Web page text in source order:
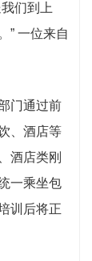
们到上
” 一位来自
门通过前
、酒店等
酒店类刚
一乘坐包
训后将正